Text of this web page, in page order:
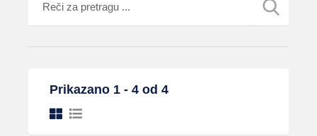
Prikazano 1 - 4 od 4